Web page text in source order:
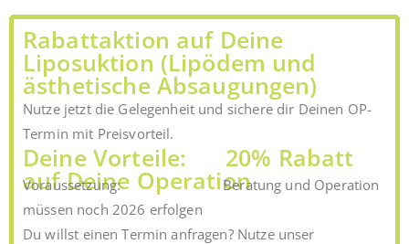
Schulz
Rabattaktion auf Deine
Liposuktion (Lipödem und
ästhetische Absaugungen)
Nutze jetzt die Gelegenheit und sichere dir Deinen OP-
Termin mit Preisvorteil.
Deine Vorteile: 20% Rabatt
auf Deine Operation
Voraussetzung: Beratung und Operation
müssen noch 2026 erfolgen
Du willst einen Termin anfragen? Nutze unser